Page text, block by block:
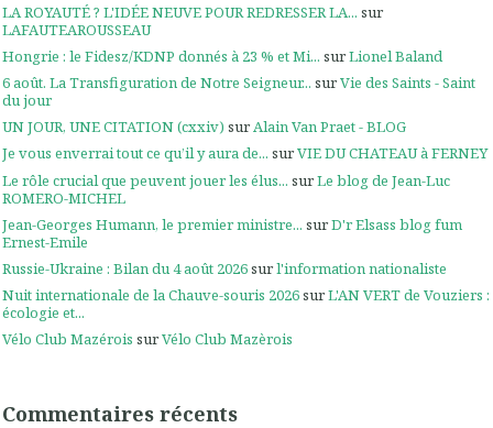
LA ROYAUTÉ ? L'IDÉE NEUVE POUR REDRESSER LA... sur
LAFAUTEAROUSSEAU
Hongrie : le Fidesz/KDNP donnés à 23 % et Mi... surLionel Baland
6 août. La Transfiguration de Notre Seigneur... surVie des Saints - Saint
du jour
UN JOUR, UNE CITATION (cxxiv) surAlain Van Praet - BLOG
Je vous enverrai tout ce qu’il y aura de... surVIE DU CHATEAU à FERNEY
Le rôle crucial que peuvent jouer les élus... surLe blog de Jean-Luc
ROMERO-MICHEL
Jean-Georges Humann, le premier ministre... surD'r Elsass blog fum
Ernest-Emile
Russie-Ukraine : Bilan du 4 août 2026surl'information nationaliste
Nuit internationale de la Chauve-souris 2026surL'AN VERT de Vouziers :
écologie et...
Vélo Club Mazérois surVélo Club Mazèrois
Commentaires récents